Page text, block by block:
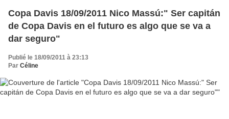
Copa Davis 18/09/2011 Nico Massú:" Ser capitán
de Copa Davis en el futuro es algo que se va a
dar seguro"
Publié le 18/09/2011 à 23:13
Par Céline